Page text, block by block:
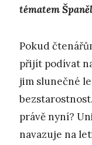
tématem
Pokud
přijít podívat
jim slunečné
právě nyní?
navazuje na